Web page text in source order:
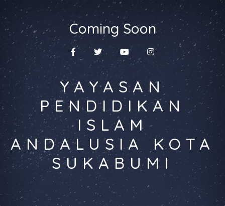
Coming Soon
YAYASAN
PENDIDIKAN
ISLAM
ANDALUSIA KOTA
SUKABUMI